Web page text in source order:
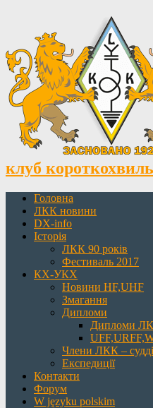
клуб
Головна
ЛКК новини
DX-info
Історія
ЛКК 90 років
Фестиваль 2017
КХ-УКХ
Новини HF,UHF
Змагання
Дипломи
Дипломи
Члени ЛКК –
Експедиції
Контакти
Форум
W języku polskim